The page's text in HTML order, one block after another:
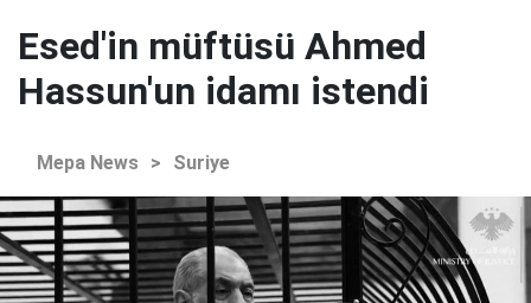
Esed'in müftüsü Ahmed
Hassun'un idamı istendi
Mepa News > Suriye